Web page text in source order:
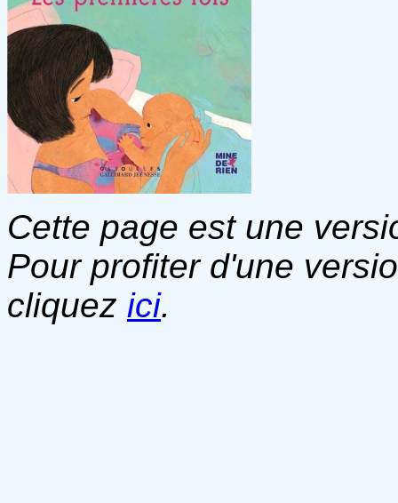
Cette page est une
Pour profiter d'une
cliquez ici.